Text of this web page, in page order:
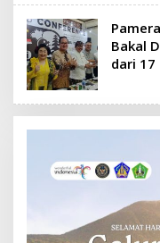
Bakal
dari 17